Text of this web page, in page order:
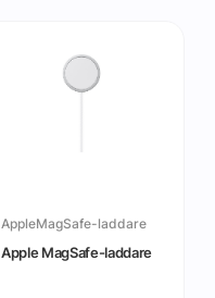
AppleMagSafe-laddare
Apple MagSafe-laddare